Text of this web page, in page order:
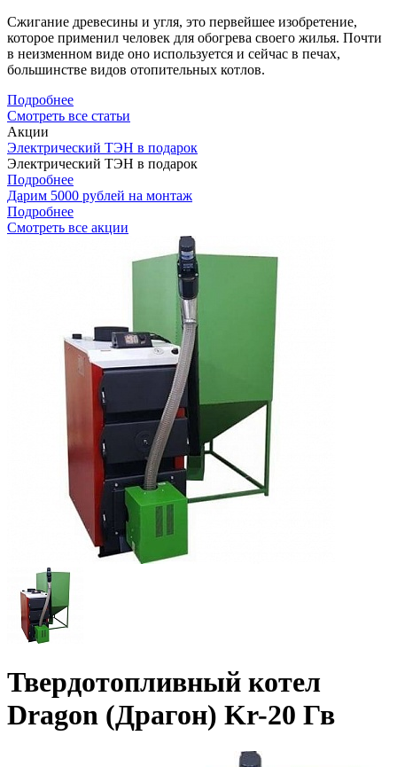
Сжигание древесины и угля, это первейшее изобретение,
которое применил человек для обогрева своего жилья. Почти
в неизменном виде оно используется и сейчас в печах,
большинстве видов отопительных котлов.
Подробнее
Смотреть все статьи
Акции
Электрический ТЭН в подарок
Электрический ТЭН в подарок
Подробнее
Дарим 5000 рублей на монтаж
Подробнее
Смотреть все акции
Твердотопливный котел
Dragon (Драгон) Kr-20 Гв